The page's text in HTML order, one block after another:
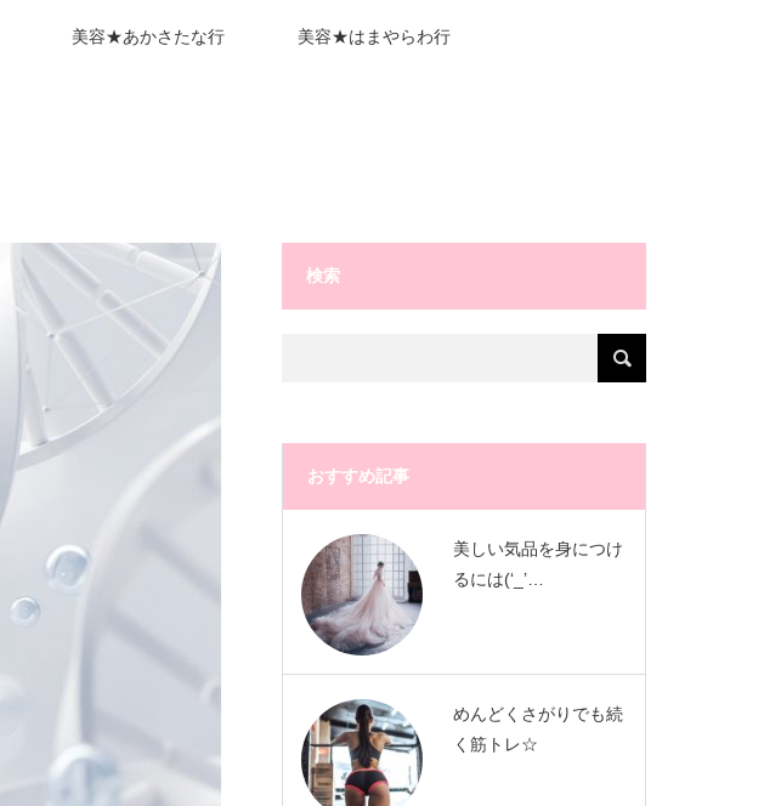
美容★あかさたな行 美容★はまやらわ行
検索
おすすめ記事
美しい気品を身につけ
るには(‘_’…
めんどくさがりでも続
く筋トレ☆